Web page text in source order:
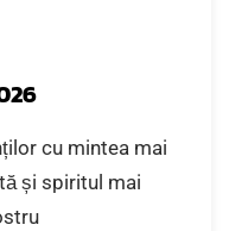
cu mintea mai
și spiritul mai